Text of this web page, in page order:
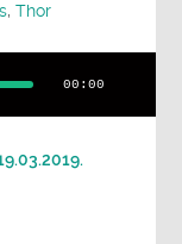
,Thor
00:00